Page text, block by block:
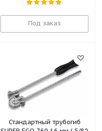
Под заказ
Стандартный трубогиб